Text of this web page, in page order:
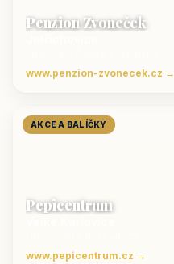
Penzion Zvoneček
www.penzion-zvonecek.cz →
AKCE A BALÍČKY
Pepicentrum
www.pepicentrum.cz →